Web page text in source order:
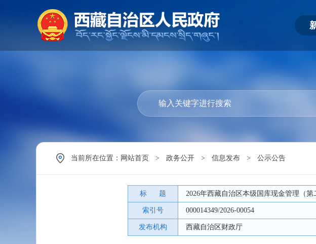
当前所在位置： 网站首页 > 政务公开 > 信息发布 > 公示公告
标 题 2026年西藏自治区本级国库现金管理（
索引号 000014349/2026-00054
发布机构 西藏自治区财政厅